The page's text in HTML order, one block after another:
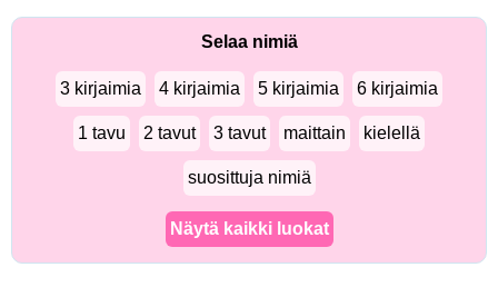
Selaa nimiä
3 kirjaimia 4 kirjaimia 5 kirjaimia 6 kirjaimia
1 tavu 2 tavut 3 tavut maittain kielellä
suosittuja nimiä
Näytä kaikki luokat